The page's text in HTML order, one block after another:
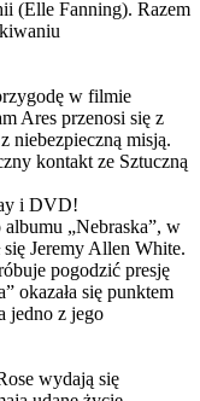
(Elle Fanning). Razem
w filmie
Ares przenosi się z
niebezpieczną misją.
kontakt ze Sztuczną
i DVD!
„Nebraska”, w
Jeremy Allen White.
pogodzić presję
okazała się punktem
jedno z jego
wydają się